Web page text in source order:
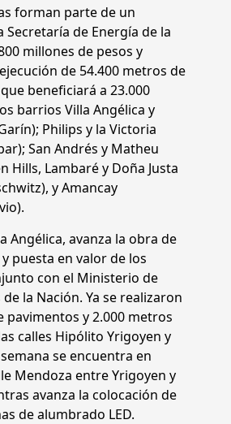
forman parte de un
Secretaría de Energía de la
millones de pesos y
de 54.400 metros de
beneficiará a 23.000
barrios Villa Angélica y
Philips y la Victoria
San Andrés y Matheu
Hills, Lambaré y Doña Justa
y Amancay
Angélica, avanza la obra de
puesta en valor de los
con el Ministerio de
la Nación. Ya se realizaron
pavimentos y 2.000 metros
calles Hipólito Yrigoyen y
se encuentra en
Mendoza entre Yrigoyen y
avanza la colocación de
de alumbrado LED.